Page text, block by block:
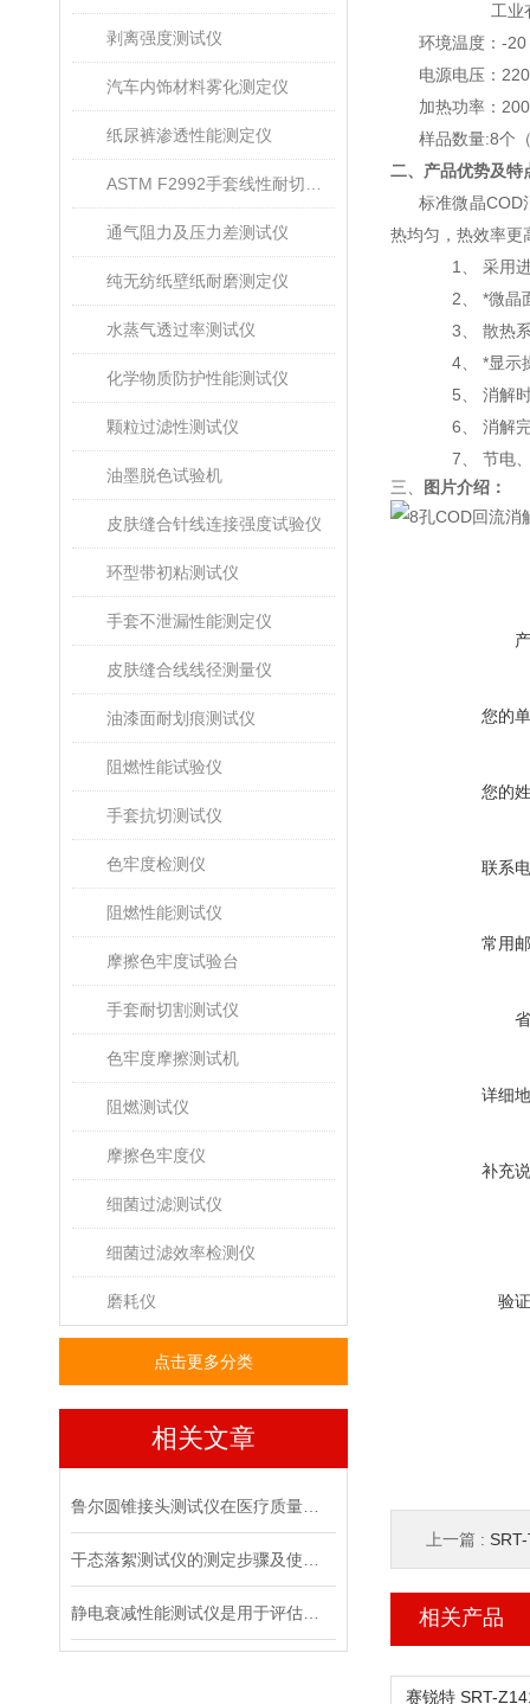
剥离强度测试仪
汽车内饰材料雾化测定仪
纸尿裤渗透性能测定仪
通气阻力及压力差测试仪
纯无纺纸壁纸耐磨测定仪
水蒸气透过率测试仪
化学物质防护性能测试仪
颗粒过滤性测试仪
油墨脱色试验机
皮肤缝合针线连接强度试验仪
环型带初粘测试仪
手套不泄漏性能测定仪
皮肤缝合线线径测量仪
油漆面耐划痕测试仪
阻燃性能试验仪
手套抗切测试仪
色牢度检测仪
阻燃性能测试仪
摩擦色牢度试验台
手套耐切割测试仪
色牢度摩擦测试机
阻燃测试仪
摩擦色牢度仪
细菌过滤测试仪
细菌过滤效率检测仪
磨耗仪
点击更多分类
相关文章
工业
环境温度： -20
电源电压：
加热功率：
样品数量:8个
二、产品优势及特
标准微晶COD
热均匀，热效率更
1、 采用
2、 *微晶
3、 散热
4、 *显示
5、 消解
6、 消解
7、 节电
三、
图片介绍：
您的
您的
联系
常用
详细
补充
验
上一篇 : SRT-
相关产品